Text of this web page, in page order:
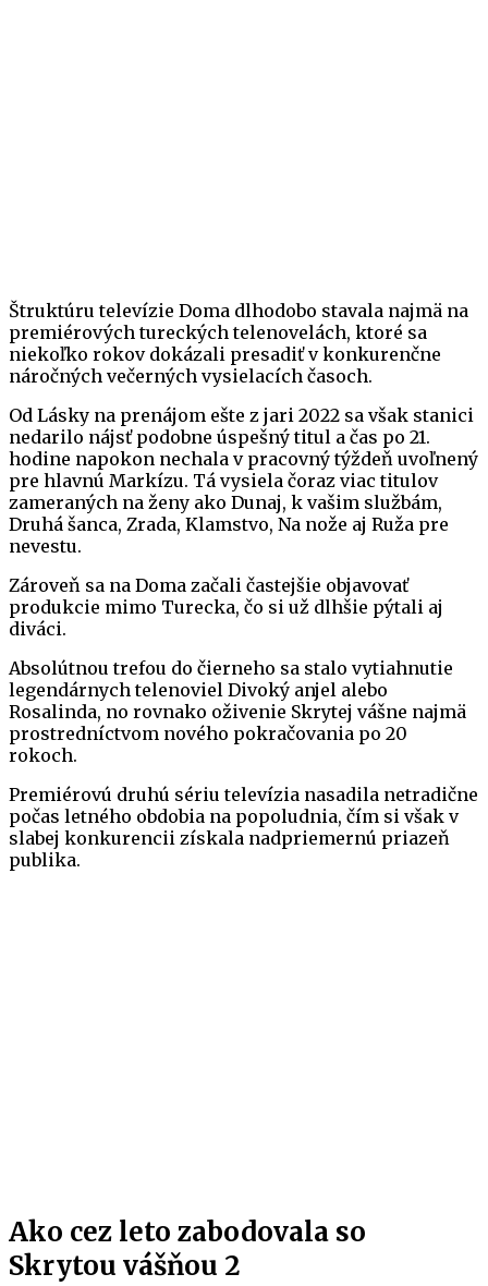
Štruktúru televízie Doma dlhodobo stavala najmä na
premiérových tureckých telenovelách, ktoré sa
niekoľko rokov dokázali presadiť v konkurenčne
náročných večerných vysielacích časoch.
Od Lásky na prenájom ešte z jari 2022 sa však stanici
nedarilo nájsť podobne úspešný titul a čas po 21.
hodine napokon nechala v pracovný týždeň uvoľnený
pre hlavnú Markízu. Tá vysiela čoraz viac titulov
zameraných na ženy ako Dunaj, k vašim službám,
Druhá šanca, Zrada, Klamstvo, Na nože aj Ruža pre
nevestu.
Zároveň sa na Doma začali častejšie objavovať
produkcie mimo Turecka, čo si už dlhšie pýtali aj
diváci.
Absolútnou trefou do čierneho sa stalo vytiahnutie
legendárnych telenoviel Divoký anjel alebo
Rosalinda, no rovnako oživenie Skrytej vášne najmä
prostredníctvom nového pokračovania po 20
rokoch.
Premiérovú druhú sériu televízia nasadila netradične
počas letného obdobia na popoludnia, čím si však v
slabej konkurencii získala nadpriemernú priazeň
publika.
Ako cez leto zabodovala so
Skrytou vášňou 2